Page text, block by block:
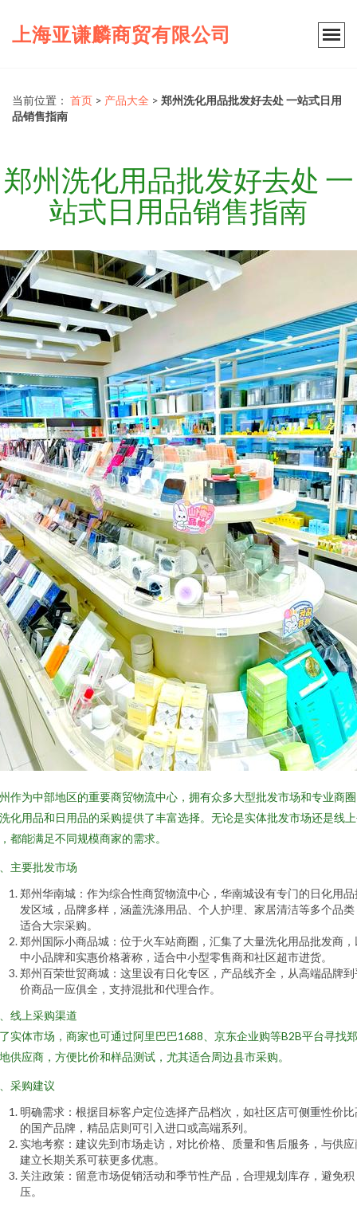
上海亚谦麟商贸有限公司
当前位置： 首页 > 产品大全 > 郑州洗化用品批发好去处 一站式日用
品销售指南
郑州洗化用品批发好去处 一
站式日用品销售指南
作为中部地区的重要商贸物流中心，拥有众多大型批发市场和专业商
化用品和日用品的采购提供了丰富选择。无论是实体批发市场还是线
都能满足不同规模商家的需求。
主要批发市场
郑州华南城：作为综合性商贸物流中心，华南城设有专门的日化用品
发区域，品牌多样，涵盖洗涤用品、个人护理、家居清洁等多个品类
适合大宗采购。
郑州国际小商品城：位于火车站商圈，汇集了大量洗化用品批发商，
中小品牌和实惠价格著称，适合中小型零售商和社区超市进货。
郑州百荣世贸商城：这里设有日化专区，产品线齐全，从高端品牌到
价商品一应俱全，支持混批和代理合作。
线上采购渠道
实体市场，商家也可通过阿里巴巴1688、京东企业购等B2B平台寻找
供应商，方便比价和样品测试，尤其适合周边县市采购。
采购建议
明确需求：根据目标客户定位选择产品档次，如社区店可侧重性价比
的国产品牌，精品店则可引入进口或高端系列。
实地考察：建议先到市场走访，对比价格、质量和售后服务，与供应
建立长期关系可获更多优惠。
关注政策：留意市场促销活动和季节性产品，合理规划库存，避免积
压。